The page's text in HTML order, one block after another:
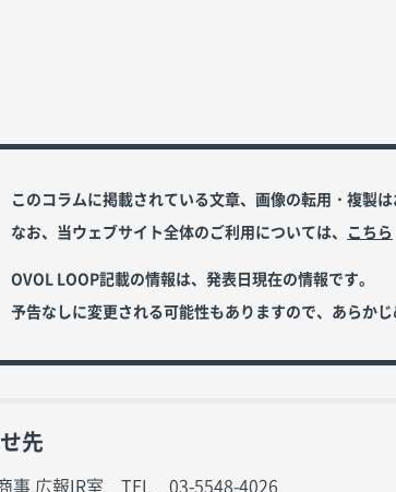
このコラムに掲載されている文章、画像の転用・複製は
なお、当ウェブサイト全体のご利用については、 こちら
OVOL LOOP記載の情報は、発表日現在の情報です。
予告なしに変更される可能性もありますので、あらか
先
事 広報IR室 TEL 03-5548-4026